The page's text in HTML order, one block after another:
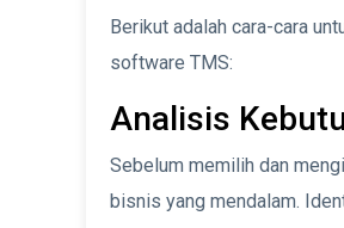
Berikut adalah cara-cara
software TMS:
Analisis
Sebelum memilih dan
bisnis yang mendalam.